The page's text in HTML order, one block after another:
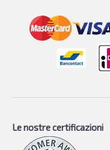
Le nostre certificazioni